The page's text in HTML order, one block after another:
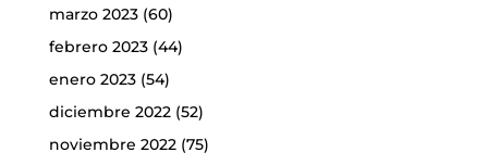
marzo 2023(60)
febrero 2023(44)
enero 2023(54)
diciembre 2022(52)
noviembre 2022(75)